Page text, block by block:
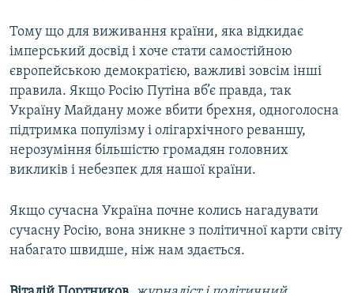
Тому що для виживання країни, яка відкидає
імперський досвід і хоче стати самостійною
європейською демократією, важливі зовсім інші
правила. Якщо Росію Путіна вб’є правда, так
Україну Майдану може вбити брехня, одноголосна
підтримка популізму і олігархічного реваншу,
нерозуміння більшістю громадян головних
викликів і небезпек для нашої країни.
Якщо сучасна Україна почне колись нагадувати
сучасну Росію, вона зникне з політичної карти світу
набагато швидше, ніж нам здається.